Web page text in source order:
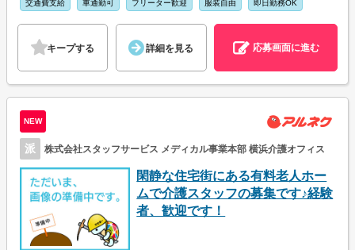
交通費支給 車通勤可 フリーター歓迎 服装自由 即日勤務OK
キープする 詳細を見る 応募画面に進む
NEW
派 株式会社スタッフサービス メディカル事業本部 横浜介護オフィス
閑静な住宅街にある有料老人ホー
ムで介護スタッフの募集です♪経験
者、歓迎です！